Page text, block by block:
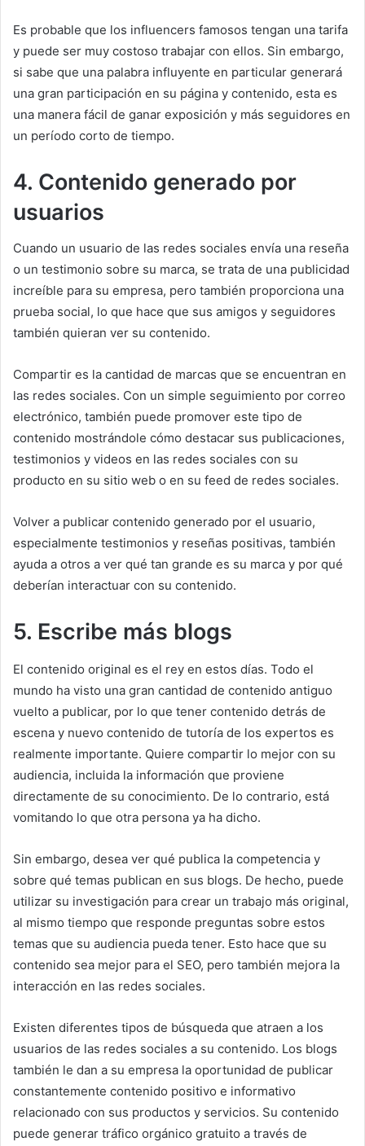
Es probable que los influencers famosos tengan una tarifa
y puede ser muy costoso trabajar con ellos. Sin embargo,
si sabe que una palabra influyente en particular generará
una gran participación en su página y contenido, esta es
una manera fácil de ganar exposición y más seguidores en
un período corto de tiempo.
4. Contenido generado por
usuarios
Cuando un usuario de las redes sociales envía una reseña
o un testimonio sobre su marca, se trata de una publicidad
increíble para su empresa, pero también proporciona una
prueba social, lo que hace que sus amigos y seguidores
también quieran ver su contenido.
Compartir es la cantidad de marcas que se encuentran en
las redes sociales. Con un simple seguimiento por correo
electrónico, también puede promover este tipo de
contenido mostrándole cómo destacar sus publicaciones,
testimonios y videos en las redes sociales con su
producto en su sitio web o en su feed de redes sociales.
Volver a publicar contenido generado por el usuario,
especialmente testimonios y reseñas positivas, también
ayuda a otros a ver qué tan grande es su marca y por qué
deberían interactuar con su contenido.
5. Escribe más blogs
El contenido original es el rey en estos días. Todo el
mundo ha visto una gran cantidad de contenido antiguo
vuelto a publicar, por lo que tener contenido detrás de
escena y nuevo contenido de tutoría de los expertos es
realmente importante. Quiere compartir lo mejor con su
audiencia, incluida la información que proviene
directamente de su conocimiento. De lo contrario, está
vomitando lo que otra persona ya ha dicho.
Sin embargo, desea ver qué publica la competencia y
sobre qué temas publican en sus blogs. De hecho, puede
utilizar su investigación para crear un trabajo más original,
al mismo tiempo que responde preguntas sobre estos
temas que su audiencia pueda tener. Esto hace que su
contenido sea mejor para el SEO, pero también mejora la
interacción en las redes sociales.
Existen diferentes tipos de búsqueda que atraen a los
usuarios de las redes sociales a su contenido. Los blogs
también le dan a su empresa la oportunidad de publicar
constantemente contenido positivo e informativo
relacionado con sus productos y servicios. Su contenido
puede generar tráfico orgánico gratuito a través de